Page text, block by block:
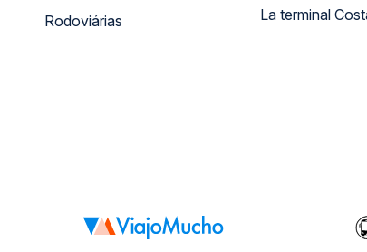
Rodoviárias